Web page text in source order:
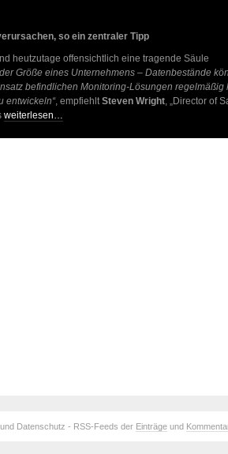
so ein zentraler Tipp
heutzutage offensichtlich eine tragende Säule
Größe eines Unternehmens – Datenbestände
befindlichen Monitoring-Lösungen regelmäßig
entwickeln“, empfiehltSteven Wright, „Director of
weiterlesen…
Datenschutz - RSS-Feeds der Einträge und